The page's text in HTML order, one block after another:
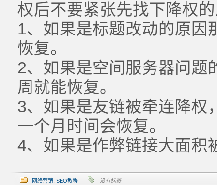
权后不要紧张先找下降权
1、如果是标题改动的原因
恢复。
2、如果是空间服务器问题
周就能恢复。
3、如果是友链被牵连降权
一个月时间会恢复。
4、如果是作弊链接大面
网络营销 SEO教程 没有标签